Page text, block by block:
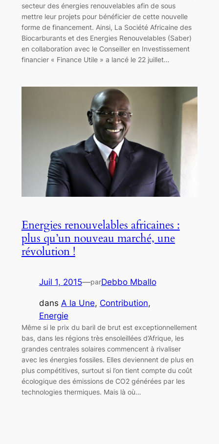
secteur des énergies renouvelables afin de sous
mettre leur projets pour bénéficier de cette nouvelle
forme de financement. Ainsi, La Société Africaine des
Biocarburants et des Energies Renouvelables (Saber)
en collaboration avec le Conseiller en Investissement
financier « Finance Utile » a lancé le 22 juillet…
Energies renouvelables africaines :
plus qu’un nouveau marché, une
révolution !
Juil 1, 2015—parDebbo Mballo
dans A la Une, Contribution
Energie
Même si le prix du baril de brut est exceptionnellement
bas, dans les régions très ensoleillées d’Afrique, les
grandes centrales solaires commencent à rivaliser
avec les énergies fossiles. Elles deviennent de plus en
plus compétitives, surtout si l’on tient compte du coût
écologique des émissions de CO2 générées par les
technologies thermiques. Mais là où…